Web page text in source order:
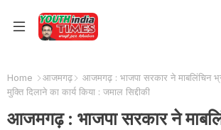
Home आजमगढ़
आजमगढ़ : भाजपा सरकार ने माबलिंचिन
मुक्ति दिलाने का कार्य किया : जमाल सिद्दीकी
आजमगढ़ : भाजपा सरकार ने